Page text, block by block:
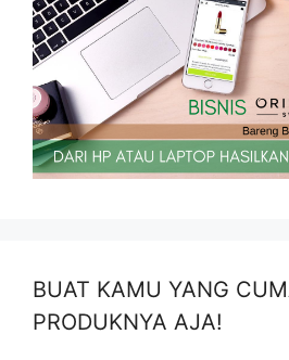
BUAT KAMU YANG
PRODUKNYA AJA!